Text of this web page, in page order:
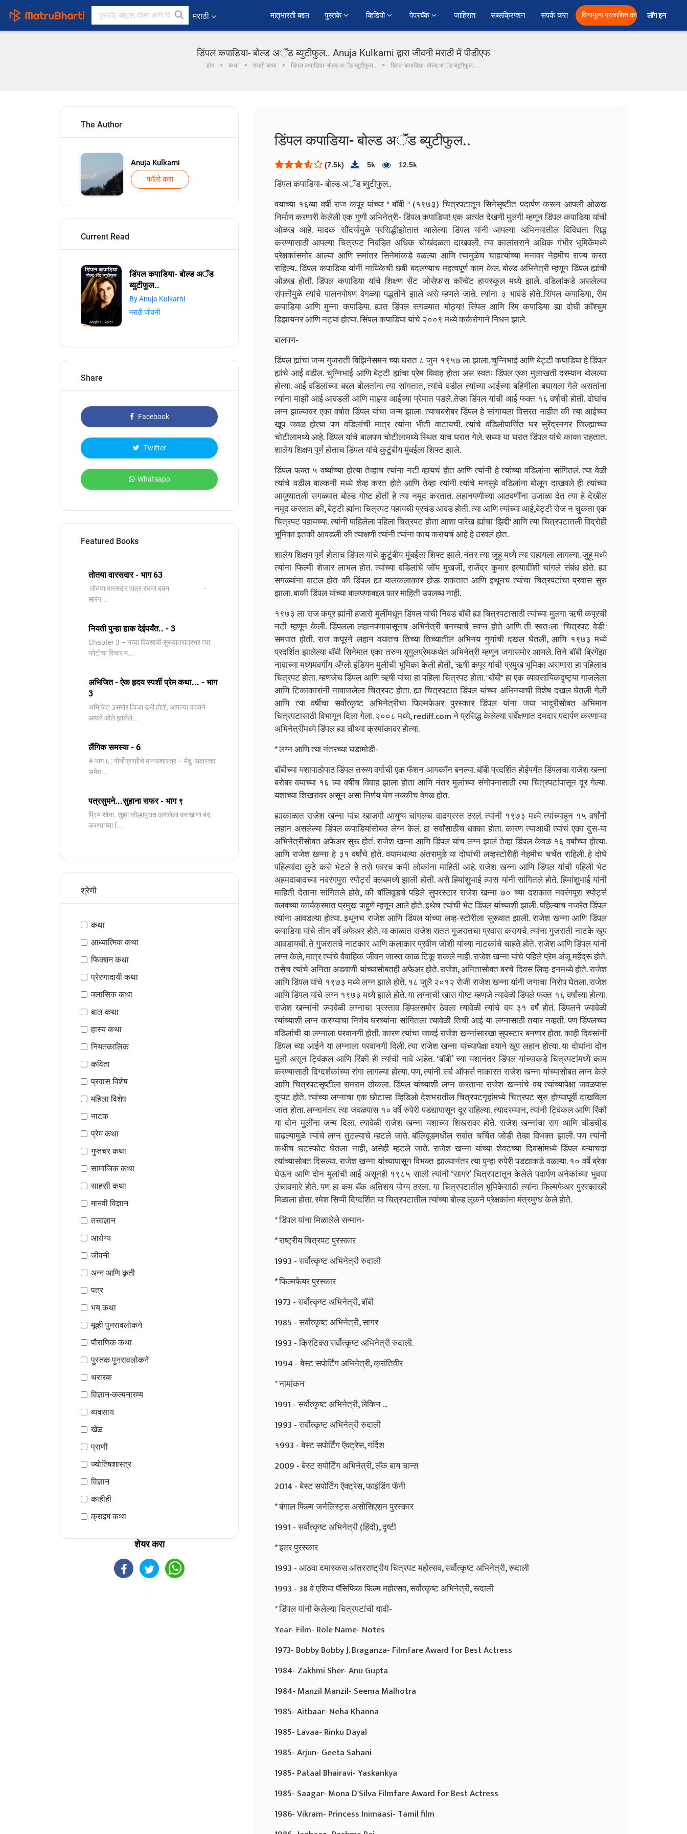
मराठी ﻿मातृभारती बद्दल पुस्तके व्हिडियो पेपरबॅक जाहिरात सब्सक्रिप्शन संपर्क करा विनामूल्य प्रकाशित करा लॉग इन
डिंपल कपाडिया- बोल्ड अॅंड ब्युटीफुल.. Anuja Kulkarni द्वारा जीवनी मराठी में पीडीएफ
होम कथा मराठी कथा डिंपल कपाडिया- बोल्ड अॅंड ब्युटीफुल.. डिंपल कपाडिया- बोल्ड अॅंड ब्युटीफुल..
The Author
Anuja Kulkarni
फॉलो करा
Current Read
डिंपल कपाडिया- बोल्ड अॅंड
ब्युटीफुल..
By Anuja Kulkarni
मराठी जीवनी
Share
Facebook
Twitter
Whatsapp
Featured Books
तोतया वारसदार - भाग 63
तोतया वारसदार पात्र रचना बबन -
सारंग...
नियती पुन्हा हाक देईपर्यंत.. - 3
Chapter 3 – नव्या दिवसाची सुरुवातरात्रभर त्या
फोटोचा विचार म...
अभिजित - ऐक हृदय स्पर्शी प्रेम कथा... - भाग
3
️अभिजित ️3समोर जिजा उभी होती, आपल्या पदराने
आपले ओले झालेले...
लैंगिक समस्या - 6
# भाग ६ : पोर्नोग्राफीचे मानसशास्त्र – मेंदू, अवास्तव
अपेक्ष...
पत्रसुमने...सुहाना सफर - भाग ९
प्रिय सोना..तुझा कोल्हापुरात असलेला दवाखाना बंद
करण्याच्या f...
श्रेणी
कथा
आध्यात्मिक कथा
फिक्शन कथा
प्रेरणादायी कथा
क्लासिक कथा
बाल कथा
हास्य कथा
नियतकालिक
कविता
प्रवास विशेष
महिला विशेष
नाटक
प्रेम कथा
गुप्तचर कथा
सामाजिक कथा
साहसी कथा
मानवी विज्ञान
तत्त्वज्ञान
आरोग्य
जीवनी
अन्न आणि कृती
पत्र
भय कथा
मूव्ही पुनरावलोकने
पौराणिक कथा
पुस्तक पुनरावलोकने
थरारक
विज्ञान-कल्पनारम्य
व्यवसाय
खेळ
प्राणी
ज्योतिषशास्त्र
विज्ञान
काहीही
क्राइम कथा
शेयर करा
डिंपल कपाडिया- बोल्ड अॅंड ब्युटीफुल..
(7.5k) 5k 12.5k
डिंपल कपाडिया- बोल्ड अॅंड ब्युटीफुल..
वयाच्या १६व्या वर्षी राज कपूर यांच्या " बॉबी " (१९७३) चित्रपटातून सिनेसृष्टीत पदार्पण करून आपली ओळख
निर्माण करणारी केलेली एक गुणी अभिनेत्री- डिंपल कपाडिया! एक अत्यंत देखणी मुलगी म्हणून डिंपल कपाडिया यांची
ओळख आहे. मादक सौंदर्यामुळे प्रसिद्धीझोतात आलेल्या डिंपल यांनी आपल्या अभिनयातील विविधता सिद्ध
करण्यासाठी आपल्या चित्रपट निवडित अधिक चोखंदळता दाखवली. त्या कालांतराने अधिक गंभीर भूमिकेंमध्ये
प्रेक्षकांसमोर आल्या आणि समांतर सिनेमांकडे वळल्या आणि त्यामुळेच चाहत्यांच्या मनावर नेहमीच राज्य करत
राहिल्य.. डिंपल कपाडिया यांनी नायिकेची छबी बदलण्याच महत्वपूर्ण काम केल. बोल्ड अभिनेत्री म्हणून डिंपल ह्यांची
ओळख होती. डिंपल कपाडिया यांचे शिक्षण सेंट जोसेफ'स कॉन्वेंट हायस्कूल मध्ये झाले. वडिलांकडे असलेल्या
संपत्तीमुळे त्यांचे पालनपोषण वेगळ्या पद्धतीने झाले असे म्हणले जाते. त्यांना ३ भावंडे होते..सिंपल कपाडिया, रीम
कपाडिया आणि मुन्ना कपाडिया. ह्यात डिंपल सगळ्यात मोठ्या! सिंपल आणि रिम कपाडिया ह्या दोघी कॉश्चुम
डिझायनर आणि नट्या होत्या. सिंपल कपाडिया यांचे २००९ मध्ये कर्करोगाने निधन झाले.
बालपण-
डिंपल ह्यांचा जन्म गुजराती बिझिनेसमन च्या घरात ८ जुन १९५७ ला झाला. चुन्निभाई आणि बेट्टी कपाडिया हे डिंपल
ह्यांचे आई वडील. चुन्निभाई आणि बेट्टी ह्यांचा प्रेम विवाह होता अस स्वतः डिंपल एका मुलाखती दरम्यान बोलल्या
होत्या. आई वडिलांच्या बद्दल बोलतांना त्या सांगतात, त्यांचे वडील त्यांच्या आईच्या बहिणीला बघायला गेले असतांना
त्यांना माझी आई आवडली आणि माझ्या आईच्या प्रेमात पडले..तेव्हा डिंपल यांची आई फक्त १६ वर्षाची होती. दोघांच
लग्न झाल्यावर एका वर्षात डिंपल यांचा जन्म झाला. त्याचबरोबर डिंपल हे सांगायला विसरत नाहीत की त्या आईच्या
खूप जवळ होत्या पण वडिलांची मात्र त्यांना भीती वाटायची. त्यांचे वडिलोपार्जित घर सुरेंद्रनगर जिल्ह्याच्या
चोटीलामध्ये आहे. डिंपल यांचे बालपण चोटीलामध्ये स्थित याच घरात गेले. सध्या या घरात डिंपल यांचे काका राहतात.
शालेय शिक्षण पूर्ण होताच डिंपल यांचे कुटुंबीय मुंबईला शिफ्ट झाले.
डिंपल फक्त ५ वर्ष्यांच्या होत्या तेव्हाच त्यांना नटी व्हायचं होत आणि त्यांनी हे त्यांच्या वडिलांना सांगितलं. त्या वेळी
त्यांचे वडील बाल्कनी मध्ये शेव्ह करत होते आणि तेव्हा त्यांनी त्यांचे मनसुबे वडिलांना बोलून दाखवले ही त्यांच्या
आयुष्यातली सगळ्यात बोल्ड गोष्ट होती हे त्या नमूद करतात. लहानपणीच्या आठवणींना उजाळा देत त्या हे देखील
नमूद करतात की, बेट्टी ह्यांना चित्रपट पहायची प्रचंड आवड होती. त्या आणि त्यांच्या आई,बेट्टी रोज न चुकता एक
चित्रपट पहायच्या. त्यांनी पाहिलेला पहिला चित्रपट होता आशा पारेख ह्यांचा 'झिद्दी' आणि त्या चित्रपटातली विद्रोही
भूमिका इतकी आवडली की त्याक्षणी त्यांनी त्यांना काय करायचं आहे हे ठरवलं होत.
शालेय शिक्षण पूर्ण होताच डिंपल यांचे कुटुंबीय मुंबईला शिफ्ट झाले. नंतर त्या जुहू मध्ये त्या राहायला लागल्या. जुहू मध्ये
त्यांना फिल्मी शेजार लाभल होत. त्यांच्या वडिलांचे जॉय मुखर्जी, राजेंद्र कुमार इत्यादींशी चांगले संबंध होते. ह्या
सगळ्यांना वाटल होत की डिंपल ह्या बालकलाकार होऊ शकतात आणि इथूनच त्यांचा चित्रपटांचा प्रवास सुरु
झाला. बाकी डिंपल यांच्या बालपणाबद्दल फार माहिती उपलब्ध नाही.
१९७३ ला राज कपूर ह्यांनी हजारो मुलींमधून डिंपल यांची निवड बॉबी ह्या चित्रपटासाठी त्यांच्या मुलगा ऋषी कपूरची
नटी म्हणून केली. डिंपलला लहानपणापासूनच अभिनेत्री बनण्याचे स्वप्न होते आणि ती स्वतःला "चित्रपट वेडी"
समजत होती. राज कपूरने लहान वयातच तिच्या तिच्यातील अभिनय गुणांची दखल घेतली, आणि १९७३ मध्ये
प्रदर्शित झालेल्या बॉबी सिनेमात एका तरुण युगुलप्रेमकथेत अभिनेत्री म्हणून जगासमोर आणले. तिने बॉबी ब्रिगेंझा
नावाच्या मध्यमवर्गीय अँग्लो इंडियन मुलीची भूमिका केली होती, ऋषी कपूर यांची प्रमुख भूमिका असणारा हा पहिलाच
चित्रपट होता. म्हणजेच डिंपल आणि ऋषी यांचा हा पहिला चित्रपट होता. "बॉबी" हा एक व्यावसायिकदृष्ट्या गाजलेला
आणि टिकाकारांनी नावाजलेला चित्रपट होता. ह्या चित्रपटात डिंपल यांच्या अभिनयाची विशेष दखल घेतली गेली
आणि त्या वर्षीचा सर्वोत्कृष्ट अभिनेत्रीचा फिल्मफेअर पुरस्कार डिंपल यांना जया भादुरीसोबत अभिमान
चित्रपटासाठी विभागून दिला गेला. २००८ मध्ये, rediff.com ने प्रसिद्ध केलेल्या सर्वेक्षणात दमदार पदार्पण करणाऱ्या
अभिनेत्रींमध्ये डिंपल ह्या चौथ्या क्रमांकावर होत्या.
* लग्न आणि त्या नंतरच्या घडामोडी-
बॉबीच्या यशापाठोपाठ डिंपल तरूण वर्गाची एक फॅशन आयकॉन बनल्या. बॉबी प्रदर्शित होईपर्यंत डिंपलचा राजेश खन्ना
बरोबर वयाच्या १६ व्या वर्षीच विवाह झाला होता आणि नंतर मुलांच्या संगोपनासाठी त्या चित्रपटांपासून दूर गेल्या.
यशाच्या शिखरावर असून असा निर्णय घेण नक्कीच वेगळ होत.
ह्याकाळात राजेश खन्ना यांच खाजगी आयुष्य चांगलच वादग्रस्त ठरलं. त्यांनी १९७३ मध्ये त्यांच्याहून १५ वर्षांनी
लहान असलेल्या डिंपल कपाडियांसोबत लेग्न केलं. हा सर्वांसाठीच धक्का होता. कारण त्याआधी त्यांचं एका दुस-या
अभिनेत्रीसोबत अफेअर सुरू होतं. राजेश खन्ना आणि डिंपल यांच लग्न झालं तेव्हा डिंपल केवळ १६ वर्षांच्या होत्या.
आणि राजेश खन्ना हे ३१ वर्षांचे होते. वयामधल्या अंतरामुळे या दोघांची लव्हस्टोरीही नेहमीच चर्चेत राहिली. हे दोघे
पहिल्यांदा कुठे कसे भेटले हे तसे फारच कमी लोकांना माहिती आहे. राजेश खन्ना आणि डिंपल यांची पहिली भेट
अहमदाबादच्या नवरंगपुरा स्पोर्ट्स क्लबमध्ये झाली होती. असे हिमांशुभाई व्यास यांनी सांगितले होते. हिमांशुभाई यांनी
माहिती देताना सांगितले होते, की बॉलिवूडचे पहिले सुपरस्टार राजेश खन्ना ७० च्या दशकात नवरंगपूरा स्पोर्ट्स
क्लबच्या कार्यक्रमात प्रमुख पाहूणे म्हणून आले होते. इथेच त्यांची भेट डिंपल यांच्याशी झाली. पहिल्याच नजरेत डिंपल
त्यांना आवडल्या होत्या. इथूनच राजेश आणि डिंपल यांच्या लव्ह-स्टोरीला सुरूवात झाली. राजेश खन्ना आणि डिंपल
कपाडिया यांचे तीन वर्षे अफेअर होते. या काळात राजेश सतत गुजरातचा प्रवास करायचे. त्यांना गुजराती नाटके खूप
आवडायची. ते गुजरातचे नाटकार आणि कलाकार प्रवीण जोशी यांच्या नाटकांचे चाहते होते. राजेश आणि डिंपल यांनी
लग्न केले, मात्र त्यांचे वैवाहिक जीवन जास्त काळ टिकू शकले नाही. राजेश खन्ना यांचे पहिले प्रेम अंजू महेंद्रू होते.
तसेच त्यांचे अनिता अडवाणी यांच्यासोबतही अफेअर होते. राजेश, अनितासोबत बरचे दिवस लिव्ह-इनमध्ये होते. राजेश
आणि डिंपल यांचे १९७३ मध्ये लग्न झाले होते. १८ जुलै २०१२ रोजी राजेश खन्ना यांनी जगाचा निरोप घेतला. राजेश
आणि डिंपल यांचे लग्न १९७३ मध्ये झाले होते. या लग्नाची खास गोष्ट म्हणजे त्यावेळी डिंपले फक्त १६ वर्षांच्या होत्या.
राजेश खन्नांनी ज्यावेळी लग्नाचा प्रस्ताव डिंपलसमोर ठेवला त्यावेळी त्यांचे वय ३१ वर्षं होतं. डिंपलने ज्यावेळी
त्यांच्याशी लग्न करण्याचा निर्णय घरच्यांना सांगितला त्यावेळी तिची आई या लग्नासाठी तयार नव्हती. पण डिंपलच्या
वडिलांची या लग्नाला परवानगी होती. कारण त्यांचा जावई राजेश खन्नांसारखा सुपस्टार बनणार होता. काही दिवसांनी
डिंपल च्या आईने या लग्नाला परवानगी दिली. त्या राजेश खन्ना यांच्यापेक्षा वयाने खूप लहान होत्या. या दोघांना दोन
मुली असून ट्विंकल आणि रिंकी ही त्यांची नावे आहेत. ‘बॉबी’ च्या यशानंतर डिंपल यांच्याकडे चित्रपटांमध्ये काम
करण्यासाठी दिग्दर्शकांच्या रांगा लागल्या होत्या. पण, त्यांनी सर्व ऑफर्स नाकारत राजेश खन्ना यांच्यासोबत लग्न केले
आणि चित्रपटसृष्टीला रामराम ठोकला. डिंपल यांच्याशी लग्न करताना राजेश खन्नांचे वय त्यांच्यापेक्षा जवळपास
दुप्पट होते. त्यांच्या लग्नाचा एक छोटासा व्हिडिओ देशभरातील चित्रपटगृहांमध्ये चित्रपट सुरु होण्यापूर्वी दाखविला
जात होता. लग्नानंतर त्या जवळपास १० वर्षे रुपेरी पडद्यापासून दूर राहिल्या. त्यादरम्यान, त्यांनी ट्विंकल आणि रिंकी
या दोन मुलींना जन्म दिला. त्यावेळी राजेश खन्ना यशाच्या शिखरावर होते. राजेश खन्नांचा राग आणि चीडचीड
वाढल्यामुळे त्यांचे लग्न तुटल्याचे म्हटले जाते. बॉलिवूडमधील सर्वात चर्चित जोडी तेव्हा विभक्त झाली. पण त्यांनी
कधीच घटस्फोट घेतला नाही, असेही म्हटले जाते. राजेश खन्ना यांच्या शेवटच्या दिवसांमध्ये डिंपल बऱ्याचदा
त्यांच्यासोबत दिसल्या. राजेश खन्ना यांच्यापासून विभक्त झाल्यानंतर त्या पुन्हा रुपेरी पडद्याकडे वळल्या. १० वर्षे ब्रेक
घेऊन आणि दोन मुलांची आई असूनही १९८५ साली त्यांनी ‘सागर’ चित्रपटातून केलेले पदार्पण अनेकांच्या भुवया
उंचावणारे होते. पण हा कम बॅक अतिशय योग्य ठरला. या चित्रपटातील भूमिकेसाठी त्यांना फिल्मफेअर पुरस्कारही
मिळाला होता. रमेश सिप्पी दिग्दर्शित या चित्रपटातील त्यांच्या बोल्ड लूकने प्रेक्षकांना मंत्रमुग्ध केले होते.
* डिंपल यांना मिळालेले सन्मान-
* राष्ट्रीय चित्रपट पुरस्कार
1993 - सर्वोत्कृष्ट अभिनेत्री रुदाली
* फिल्मफेयर पुरस्कार
1973 - सर्वोत्कृष्ट अभिनेत्री, बॉबी
1985 - सर्वोत्कृष्ट अभिनेत्री, सागर
1993 - क्रिटिक्स सर्वोत्कृष्ट अभिनेत्री रुदाली.
1994 - बेस्ट सपोर्टिंग अभिनेत्री, क्रांतिवीर
* नामांकन
1991 - सर्वोत्कृष्ट अभिनेत्री, लेकिन ...
1993 - सर्वोत्कृष्ट अभिनेत्री रुदाली
१993 - बेस्ट सपोर्टिंग ऍक्ट्रेस, गर्दिश
2009 - बेस्ट सपोर्टिंग अभिनेत्री, लॅक बाय चान्स
2014 - बेस्ट सपोर्टिंग ऍक्ट्रेस, फाइंडिंग फॅनी
* बंगाल फिल्म जर्नलिस्ट्स असोसिएशन पुरस्कार
1991 - सर्वोत्कृष्ट अभिनेत्री (हिंदी), दृष्टी
* इतर पुरस्कार
1993 - आठवा दमास्कस आंतरराष्ट्रीय चित्रपट महोत्सव, सर्वोत्कृष्ट अभिनेत्री, रूदाली
1993 - 38 वे एशिया पॅसिफिक फिल्म महोत्सव, सर्वोत्कृष्ट अभिनेत्री, रूदाली
* डिंपल यांनी केलेल्या चित्रपटांची यादी-
Year- Film- Role Name- Notes
1973- Bobby Bobby J. Braganza- Filmfare Award for Best Actress
1984- Zakhmi Sher- Anu Gupta
1984- Manzil Manzil- Seema Malhotra
1985- Aitbaar- Neha Khanna
1985- Lavaa- Rinku Dayal
1985- Arjun- Geeta Sahani
1985- Pataal Bhairavi- Yaskankya
1985- Saagar- Mona D'Silva Filmfare Award for Best Actress
1986- Vikram- Princess Inimaasi- Tamil film